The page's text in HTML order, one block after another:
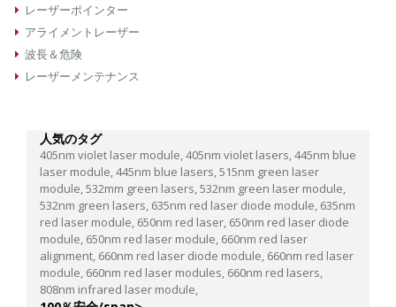
レーザーポインター
アライメントレーザー
波長＆危険
レーザーメンテナンス
人気のタグ
405nm violet laser module,405nm violet lasers,445nm blue
laser module,445nm blue lasers,515nm green laser
module,532mm green lasers,532nm green laser module,
532nm green lasers, 635nm red laser diode module, 635nm
red laser module, 650nm red laser, 650nm red laser diode
module, 650nm red laser module, 660nm red laser
alignment, 660nm red laser diode module, 660nm red laser
module, 660nm red laser modules, 660nm red lasers,
808nm infrared laser module,